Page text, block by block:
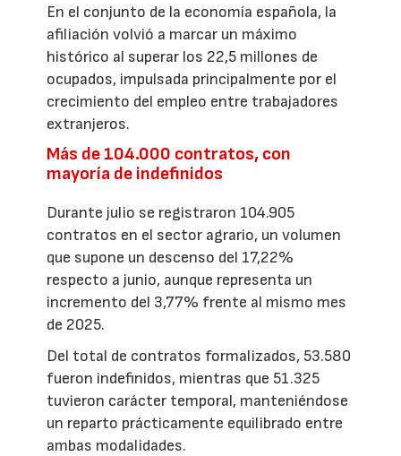
En el conjunto de la economía española, la
afiliación volvió a marcar un máximo
histórico al superar los 22,5 millones de
ocupados, impulsada principalmente por el
crecimiento del empleo entre trabajadores
extranjeros.
Más de 104.000 contratos, con
mayoría de indefinidos
Durante julio se registraron 104.905
contratos en el sector agrario, un volumen
que supone un descenso del 17,22%
respecto a junio, aunque representa un
incremento del 3,77% frente al mismo mes
de 2025.
Del total de contratos formalizados, 53.580
fueron indefinidos, mientras que 51.325
tuvieron carácter temporal, manteniéndose
un reparto prácticamente equilibrado entre
ambas modalidades.